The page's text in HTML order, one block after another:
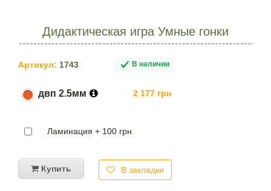
Дидактическая игра Умные гонки
Артикул: 1743 В наличии
двп 2.5мм 2 177 грн
Ламинация + 100 грн
Купить В закладки